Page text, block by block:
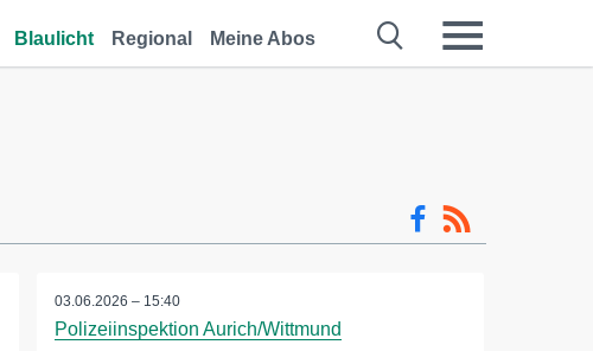
Blaulicht Regional Meine Abos
03.06.2026 – 15:40
Polizeiinspektion Aurich/Wittmund